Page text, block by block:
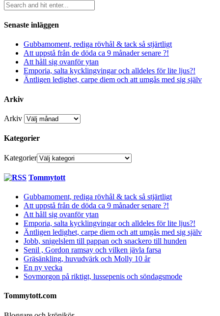
Senaste inläggen
Gubbamoment, rediga rövhål & tack så stjärtligt
Att uppstå från de döda ca 9 månader senare ?!
Att håll sig ovanför ytan
Emporia, salta kycklingvingar och alldeles för lite ljus?!
Äntligen ledighet, carpe diem och att umgås med sig själv
Arkiv
Arkiv
Kategorier
Kategorier
Tommytott
Gubbamoment, rediga rövhål & tack så stjärtligt
Att uppstå från de döda ca 9 månader senare ?!
Att håll sig ovanför ytan
Emporia, salta kycklingvingar och alldeles för lite ljus?!
Äntligen ledighet, carpe diem och att umgås med sig själv
Jobb, snigelslem till pappan och snackero till hunden
Senil , Gordon ramsay och vilken jävla farsa
Gräsänkling, huvudvärk och Molly 10 år
En ny vecka
Sovmorgon på riktigt, lussepenis och söndagsmode
Tommytott.com